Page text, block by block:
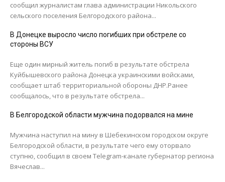
сообщил журналистам глава администрации Никольского
сельского поселения Белгородского района...
В Донецке выросло число погибших при обстреле со
стороны ВСУ
Еще один мирный житель погиб в результате обстрела
Куйбышевского района Донецка украинскими войсками,
сообщает штаб территориальной обороны ДНР.Ранее
сообщалось, что в результате обстрела...
В Белгородской области мужчина подорвался на мине
Мужчина наступил на мину в Шебекинском городском округе
Белгородской области, в результате чего ему оторвало
ступню, сообщил в своем Telegram-канале губернатор региона
Вячеслав...